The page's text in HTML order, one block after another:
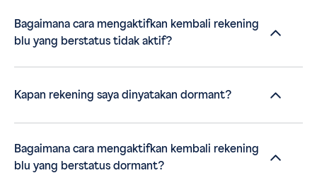
Bagaimana cara mengaktifkan kembali rekening
blu yang berstatus tidak aktif?
Kapan rekening saya dinyatakan dormant?
Bagaimana cara mengaktifkan kembali rekening
blu yang berstatus dormant?